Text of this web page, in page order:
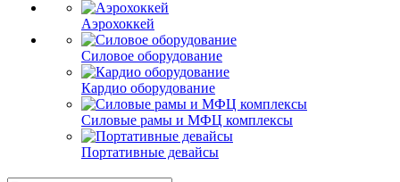
Аэрохоккей
Силовое оборудование
Кардио оборудование
Силовые рамы и МФЦ комплексы
Портативные девайсы